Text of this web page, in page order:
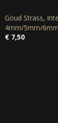
Goud Strass,
4mm/5mm/
€ 7,50